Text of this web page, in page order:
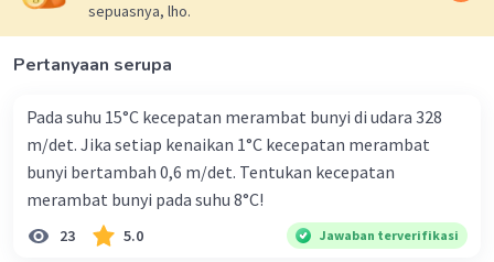
Vmax = 200 volt
Imax = 2 A
Z = 200/2 = 100 ohm
Z = √(R + XL )
100 = √(80 + XL )
10.000 = 80
XL2= 6400/10.000
sepuasnya, lho.
Pertanyaan serupa
Pada suhu 15°C kecepatan merambat bunyi di udara 328
m/det. Jika setiap kenaikan 1°C kecepatan merambat
bunyi bertambah 0,6 m/det. Tentukan kecepatan
merambat bunyi pada suhu 8°C!
23 5.0 Jawaban terverifikasi